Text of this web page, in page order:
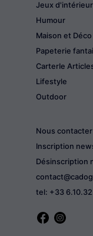
Jeux
Humour
Maison et Déco
Papeterie
CarterIe
Lifestyle
Outdoor
Nous contacter
Inscription
Désinscription
tel: +33